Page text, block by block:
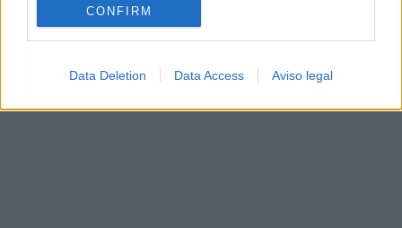
CONFIRM
Data Deletion Data Access Aviso legal